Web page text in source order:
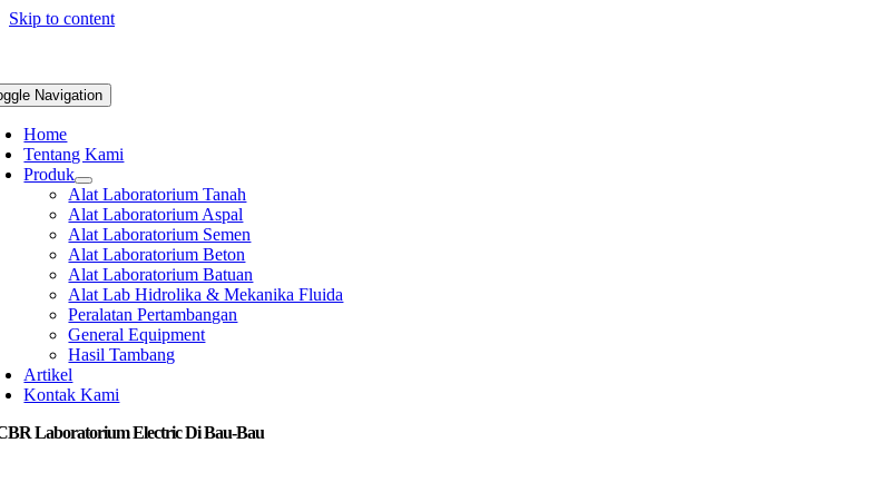
Skip to content
Navigation
Home
Tentang Kami
Produk
Alat Laboratorium Tanah
Alat Laboratorium Aspal
Alat Laboratorium Semen
Alat Laboratorium Beton
Alat Laboratorium Batuan
Alat Lab Hidrolika & Mekanika Fluida
Peralatan Pertambangan
General Equipment
Hasil Tambang
Artikel
Kontak Kami
Laboratorium Electric Di Bau-Bau